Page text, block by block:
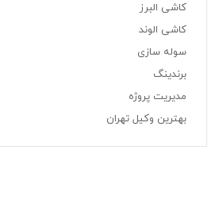
کاشی البرز
کاشی الوند
سوله سازی
برندینگ
مدیریت پروژه
بهترین وکیل تهران